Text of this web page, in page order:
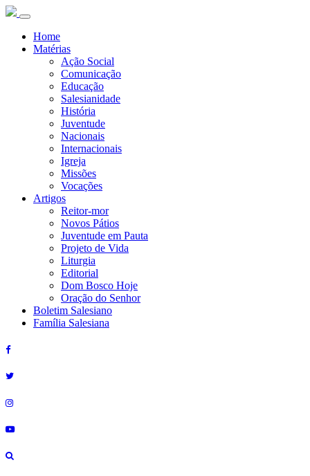
Home
Matérias
Ação Social
Comunicação
Educação
Salesianidade
História
Juventude
Nacionais
Internacionais
Igreja
Missões
Vocações
Artigos
Reitor-mor
Novos Pátios
Juventude em Pauta
Projeto de Vida
Liturgia
Editorial
Dom Bosco Hoje
Oração do Senhor
Boletim Salesiano
Família Salesiana